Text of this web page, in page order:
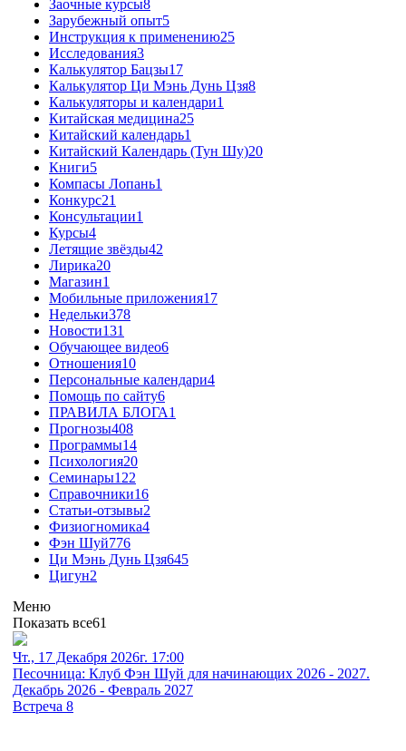
Заочные курсы8
Зарубежный опыт5
Инструкция к применению25
Исследования3
Калькулятор Бацзы17
Калькулятор Ци Мэнь Дунь Цзя8
Калькуляторы и календари1
Китайская медицина25
Китайский календарь1
Китайский Календарь (Тун Шу)20
Книги5
Компасы Лопань1
Конкурс21
Консультации1
Курсы4
Летящие звёзды42
Лирика20
Магазин1
Мобильные приложения17
Недельки378
Новости131
Обучающее видео6
Отношения10
Персональные календари4
Помощь по сайту6
ПРАВИЛА БЛОГА1
Прогнозы408
Программы14
Психология20
Семинары122
Справочники16
Статьи-отзывы2
Физиогномика4
Фэн Шуй776
Ци Мэнь Дунь Цзя645
Цигун2
Меню
Показать все61
Чт., 17 Декабря 2026г. 17:00
Песочница: Клуб Фэн Шуй для начинающих 2026 - 2027.
Декабрь 2026 - Февраль 2027
Встреча 8